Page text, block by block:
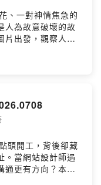
人為故意破壞的故
片出發，觀察人物
。
。當網站設計師遇
通更有方向？本集